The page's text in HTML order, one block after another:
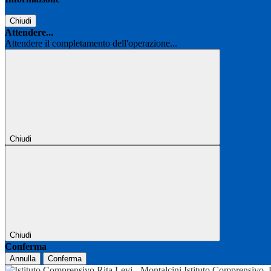
Chiudi
Attendere...
Attendere il completamento dell'operazione...
Chiudi
Chiudi
Conferma
Annulla Conferma